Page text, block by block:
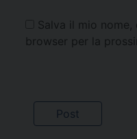
Salva il mio
browser per la